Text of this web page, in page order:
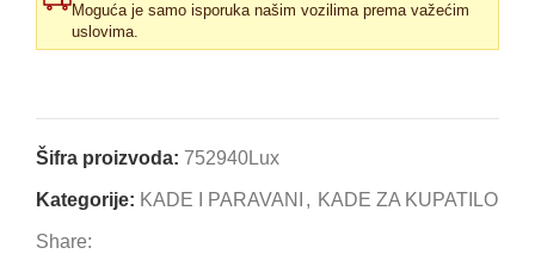
Moguća je samo isporuka našim vozilima prema važećim
uslovima.
Šifra proizvoda: 752940Lux
Kategorije: KADE I PARAVANI , KADE ZA KUPATILO
Share: